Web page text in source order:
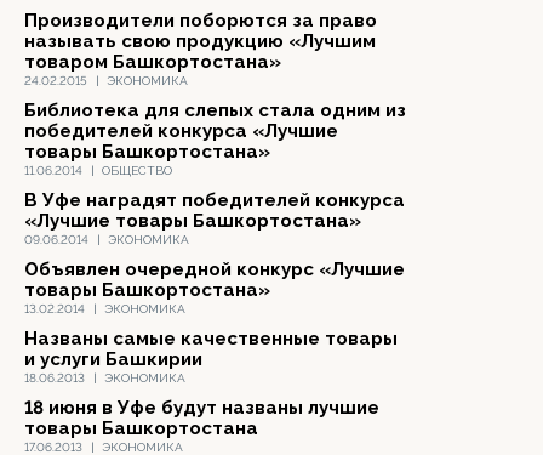
24.02.2015 | ЭКОНОМИКА
Производители поборются за право
называть свою продукцию «Лучшим
товаром Башкортостана»
11.06.2014 | ОБЩЕСТВО
Библиотека для слепых стала одним из
победителей конкурса «Лучшие
товары Башкортостана»
09.06.2014 | ЭКОНОМИКА
В Уфе наградят победителей конкурса
«Лучшие товары Башкортостана»
13.02.2014 | ЭКОНОМИКА
Объявлен очередной конкурс «Лучшие
товары Башкортостана»
18.06.2013 | ЭКОНОМИКА
Названы самые качественные товары
и услуги Башкирии
17.06.2013 | ЭКОНОМИКА
18 июня в Уфе будут названы лучшие
товары Башкортостана